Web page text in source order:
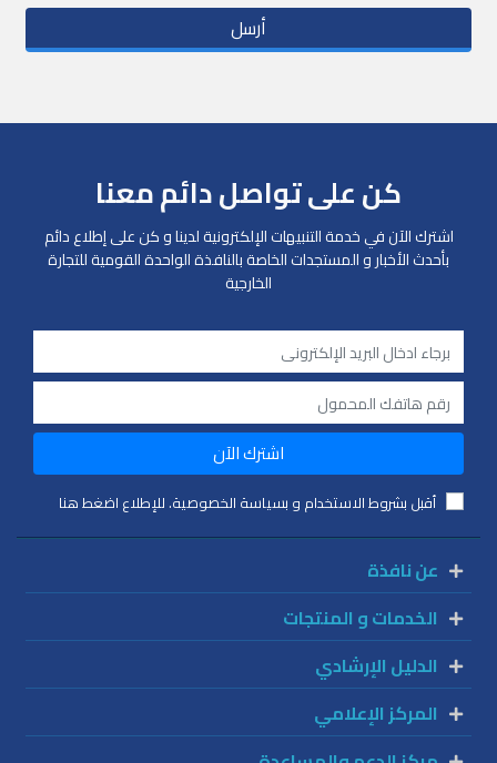
أرسل
كن على تواصل دائم معنا
اشترك الآن في خدمة التنبيهات الإلكترونية لدينا و كن على إطلاع دائم
بأحدث الأخبار و المستجدات الخاصة بالنافذة الواحدة القومية للتجارة
الخارجية
اشترك الآن
أقبل بشروط الاستخدام و بسياسة الخصوصية. للإطلاع اضغط هنا
عن نافذة
الخدمات و المنتجات
الدليل الإرشادي
المركز الإعلامي